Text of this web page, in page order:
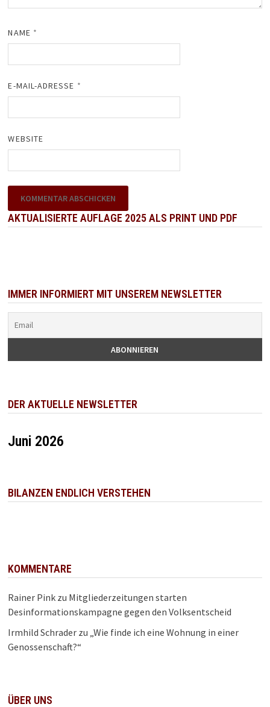
NAME *
E-MAIL-ADRESSE *
WEBSITE
AKTUALISIERTE AUFLAGE 2025 ALS PRINT UND PDF
IMMER INFORMIERT MIT UNSEREM NEWSLETTER
DER AKTUELLE NEWSLETTER
Juni 2026
BILANZEN ENDLICH VERSTEHEN
KOMMENTARE
Rainer Pink zu Mitgliederzeitungen starten
Desinformationskampagne gegen den Volksentscheid
Irmhild Schrader zu „Wie finde ich eine Wohnung in einer
Genossenschaft?“
ÜBER UNS